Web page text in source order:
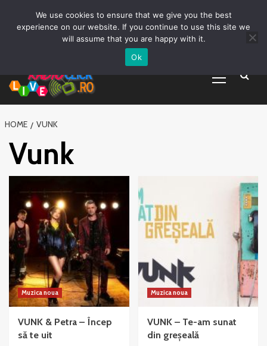
Promovare Artisti noi
Vrei sa fii DJ?
Menu
HOME VUNK
Vunk
Muzica noua
VUNK & Petra – Încep
să te uit
Muzica noua
VUNK – Te-am sunat
din greșeală
We use cookies to ensure that we give you the best
experience on our website. If you continue to use this site we
will assume that you are happy with it.
Ok